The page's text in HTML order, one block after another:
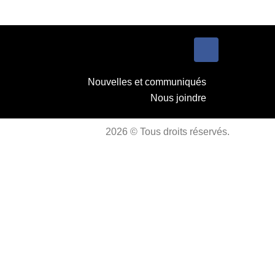
Nouvelles et communiqués
Nous joindre
2026 © Tous droits réservés.